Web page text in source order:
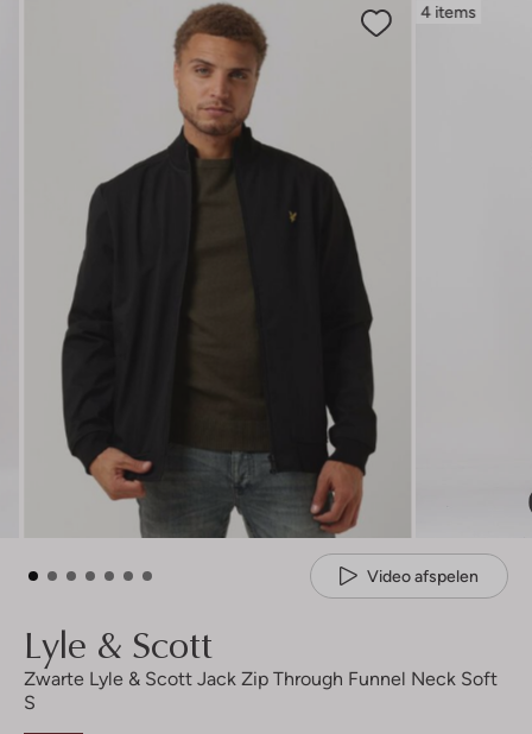
4 items
Video afspelen
Lyle & Scott
Zwarte Lyle & Scott Jack Zip Through Funnel Neck Soft
S